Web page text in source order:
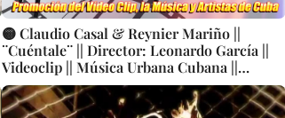
🟡 Claudio Casal & Reynier Mariño ||
¨Cuéntale¨ || Director: Leonardo García ||
Videoclip || Música Urbana Cubana ||
BisMusic || CUBA